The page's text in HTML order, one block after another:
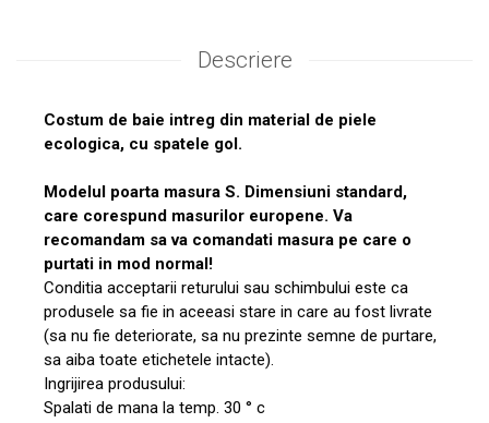
Descriere
Costum de baie intreg din material de piele
ecologica, cu spatele gol.
Modelul poarta masura S. Dimensiuni standard,
care corespund masurilor europene. Va
recomandam sa va comandati masura pe care o
purtati in mod normal!
Conditia acceptarii returului sau schimbului este ca
produsele sa fie in aceeasi stare in care au fost livrate
(sa nu fie deteriorate, sa nu prezinte semne de purtare,
sa aiba toate etichetele intacte).
Ingrijirea produsului:
Spalati de mana la temp. 30 ° c